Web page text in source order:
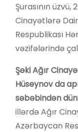
Şurasının
Cinayətlərə
Respublikası
vəzifələrində
Şəki Ağır
Hüseynov da
səbəbindən
illərdə Ağır
Azərbaycan